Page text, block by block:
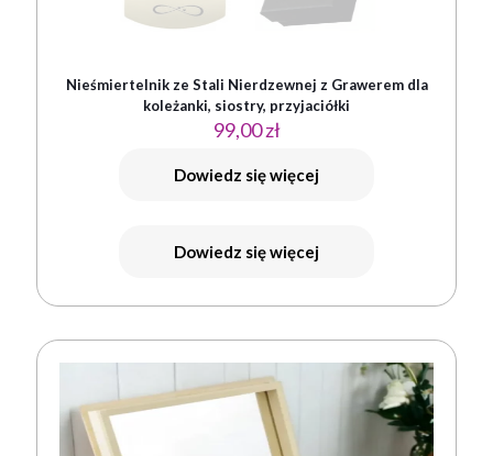
Nieśmiertelnik ze Stali Nierdzewnej z Grawerem dla
koleżanki, siostry, przyjaciółki
99,00zł
Dowiedz się więcej
Dowiedz się więcej